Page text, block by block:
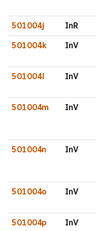
501004j InR
501004k InV
501004l InV
501004m InV
501004n InV
501004o InV
501004p InV